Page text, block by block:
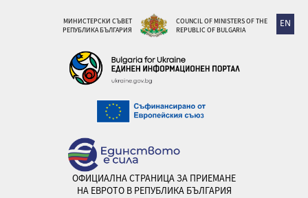
EN
МИНИСТЕРСКИ СЪВЕТ
РЕПУБЛИКА БЪЛГАРИЯ
COUNCIL OF MINISTERS OF THE
REPUBLIC OF BULGARIA
ОФИЦИАЛНА СТРАНИЦА ЗА ПРИЕМАНЕ
НА ЕВРОТО В РЕПУБЛИКА БЪЛГАРИЯ